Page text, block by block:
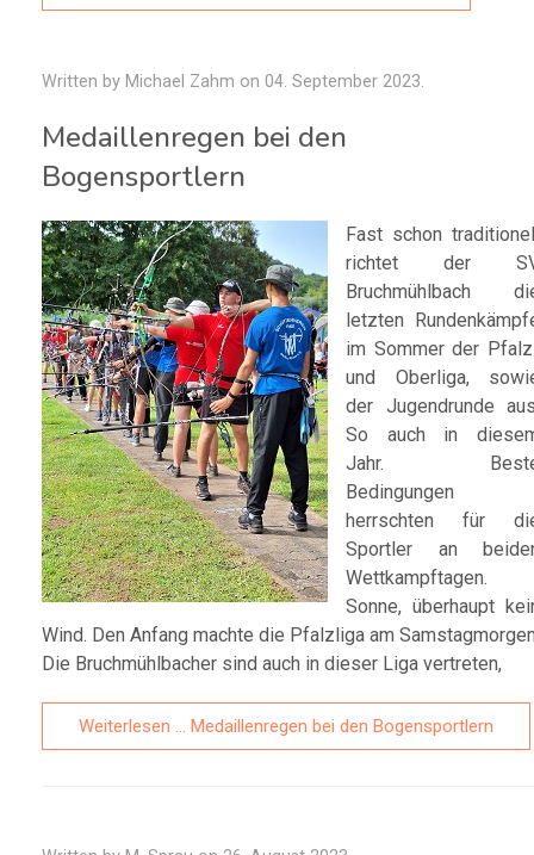
Written by Michael Zahm on 04. September 2023.
Medaillenregen bei den
Bogensportlern
Fast schon
richtet der
Bruchmühlbach
letzten
im Sommer der
und Oberliga,
der Jugendrunde
So auch in
Jahr.
Bedingungen
herrschten für
Sportler an
Wettkampftagen.
Sonne, überhaupt
Wind. Den Anfang machte die Pfalzliga am
Die Bruchmühlbacher sind auch in dieser Liga vertreten,
Weiterlesen … Medaillenregen bei den Bogensportlern